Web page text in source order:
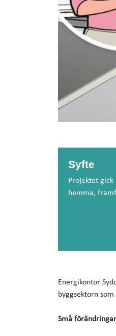
Syfte
Projektet
hemma,
Energikontor
byggsektorn
Små